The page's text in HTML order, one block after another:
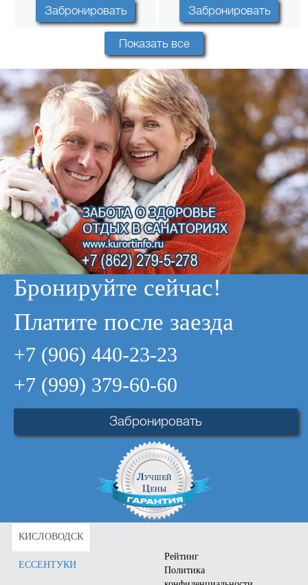
Забронировать
Забронировать
Отель «Довиль»
Город: Анапа (Центр)
Отзывы:0
Цена от:3515руб.
Забронировать
Гостиничный комплекс
«Bridge Resort» 4*
Город:Сочи (Адлер)
Отзывы:5
Цена от:1975
Забронировать
Санаторий "Дагомыс"
Дагомыс
руб.
Забронировать
Город:
Показать все
Бронируйте сейчас!
Платите после заезда
+7 (906) 440-23-23
+7 (999) 379-60-60
Забронировать
КИСЛОВОДСК
ЕССЕНТУКИ
Рейтинг
Политика